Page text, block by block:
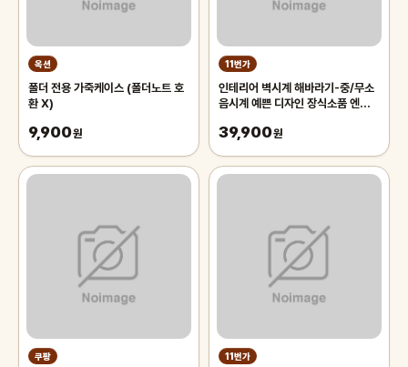
옥션
폴더 전용 가죽케이스 (폴더노트 호
환 X)
9,900원
11번가
인테리어 벽시계 해바라기-중/무소
음시계 예쁜 디자인 장식소품 엔틱
39,900원
쿠팡 11번가